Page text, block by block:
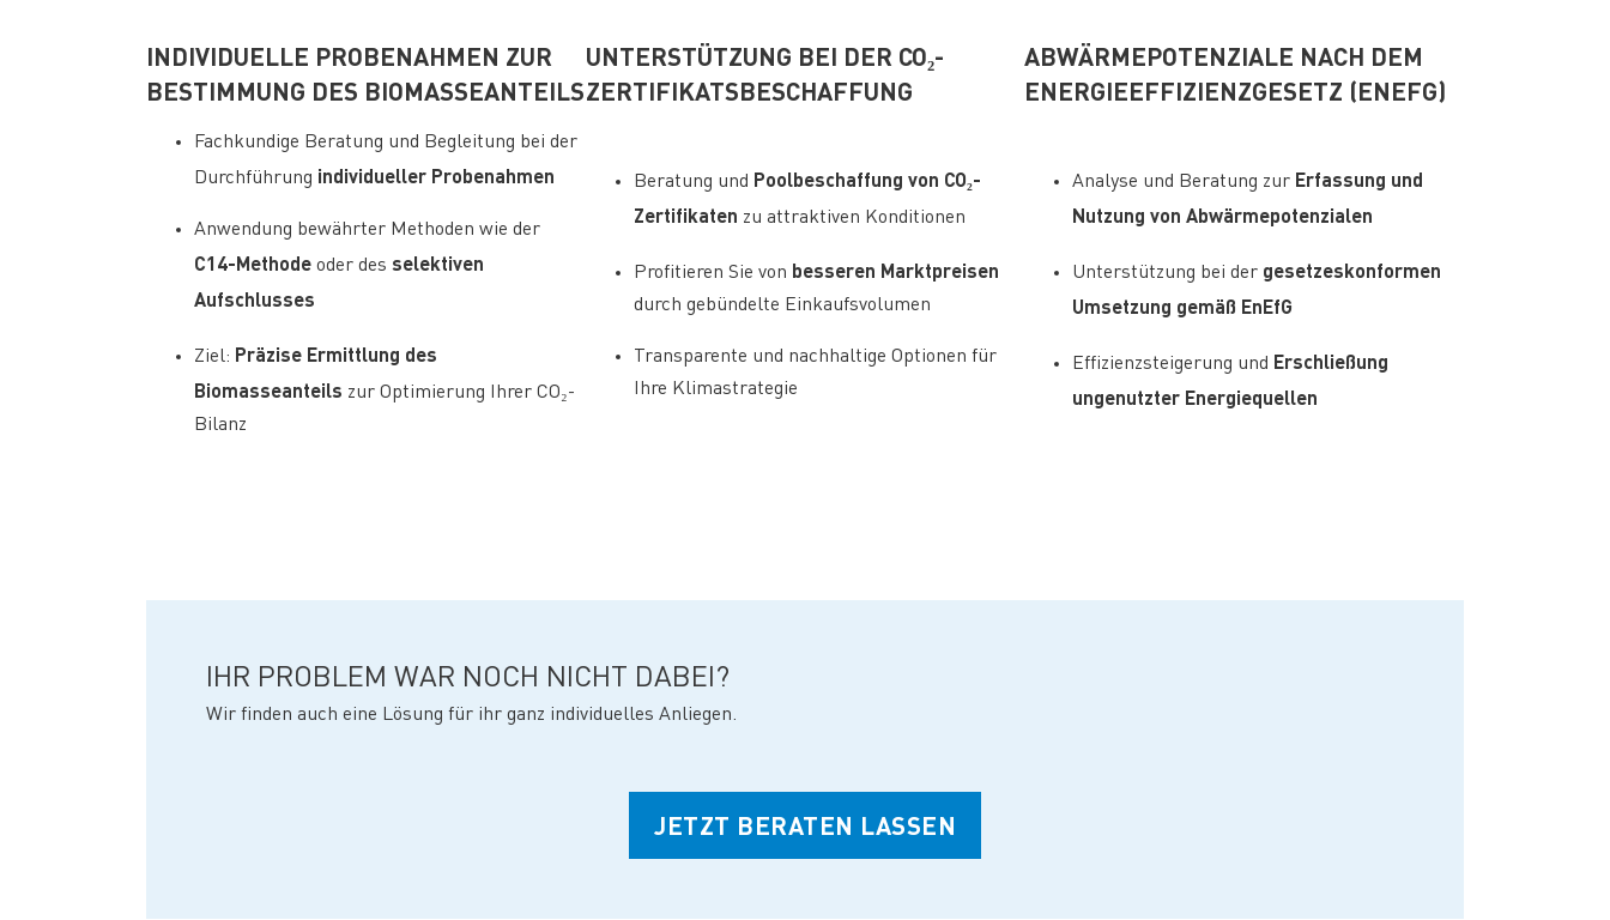
INDIVIDUELLE PROBENAHMEN ZUR
BESTIMMUNG DES BIOMASSEANTEILS
Fachkundige Beratung und Begleitung bei der
Durchführung individueller Probenahmen
Anwendung bewährter Methoden wie der
C14-Methode oder des selektiven
Aufschlusses
Ziel: Präzise Ermittlung des
Biomasseanteils zur Optimierung Ihrer CO₂-
Bilanz
UNTERSTÜTZUNG BEI DER CO₂-
ZERTIFIKATSBESCHAFFUNG
Beratung und Poolbeschaffung von CO₂-
Zertifikaten zu attraktiven Konditionen
Profitieren Sie von besseren Marktpreisen
durch gebündelte Einkaufsvolumen
Transparente und nachhaltige Optionen für
Ihre Klimastrategie
ABWÄRMEPOTENZIALE NACH DEM
ENERGIEEFFIZIENZGESETZ (ENEFG)
Analyse und Beratung zur Erfassung und
Nutzung von Abwärmepotenzialen
Unterstützung bei der gesetzeskonformen
Umsetzung gemäß EnEfG
Effizienzsteigerung und Erschließung
ungenutzter Energiequellen
IHR PROBLEM WAR NOCH NICHT DABEI?
Wir finden auch eine Lösung für ihr ganz individuelles Anliegen.
JETZT BERATEN LASSEN